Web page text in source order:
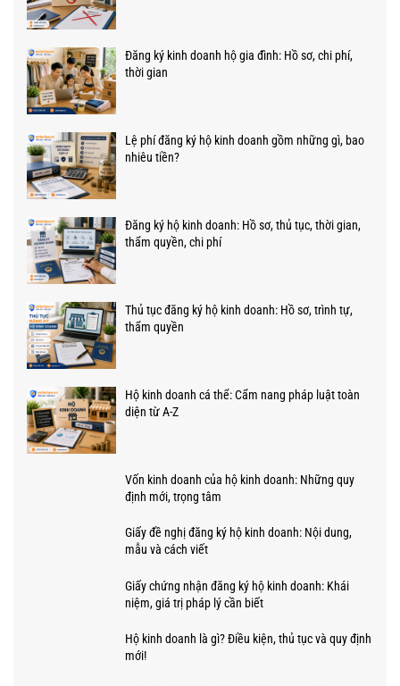
Đăng ký kinh doanh hộ gia đình: Hồ sơ, chi phí,
thời gian
Lệ phí đăng ký hộ kinh doanh gồm những gì, bao
nhiêu tiền?
Đăng ký hộ kinh doanh: Hồ sơ, thủ tục, thời gian,
thẩm quyền, chi phí
Thủ tục đăng ký hộ kinh doanh: Hồ sơ, trình tự,
thẩm quyền
Hộ kinh doanh cá thể: Cẩm nang pháp luật toàn
diện từ A-Z
Vốn kinh doanh của hộ kinh doanh: Những quy
định mới, trọng tâm
Giấy đề nghị đăng ký hộ kinh doanh: Nội dung,
mẫu và cách viết